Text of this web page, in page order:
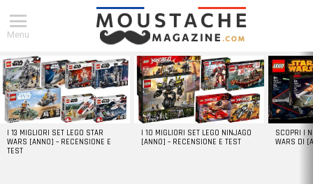
Menu
DERNIERS
ARTICLES
I 13 MIGLIORI SET LEGO STAR
WARS [ANNO] – RECENSIONE E
TEST
I 10 MIGLIORI SET LEGO NINJAGO
[ANNO] – RECENSIONE E TEST
SCOPRI I
WARS DI